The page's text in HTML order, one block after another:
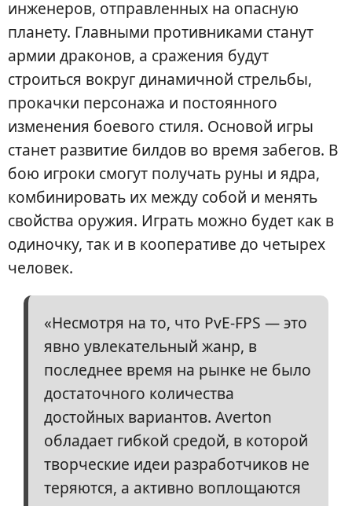
инженеров, отправленных на опасную
планету. Главными противниками станут
армии драконов, а сражения будут
строиться вокруг динамичной стрельбы,
прокачки персонажа и постоянного
изменения боевого стиля. Основой игры
станет развитие билдов во время забегов. В
бою игроки смогут получать руны и ядра,
комбинировать их между собой и менять
свойства оружия. Играть можно будет как в
одиночку, так и в кооперативе до четырех
человек.
«Несмотря на то, что PvE-FPS — это
явно увлекательный жанр, в
последнее время на рынке не было
достаточного количества
достойных вариантов. Averton
обладает гибкой средой, в которой
творческие идеи разработчиков не
теряются, а активно воплощаются